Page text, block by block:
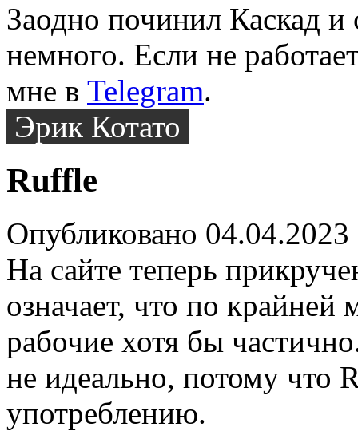
Заодно починил Каскад и
немного. Если не
мне в Telegram.
Эрик Котато
Ruffle
Опубликовано 04.04.2023
На сайте теперь
означает, что по
рабочие хотя бы
не идеально, потому что
употреблению.